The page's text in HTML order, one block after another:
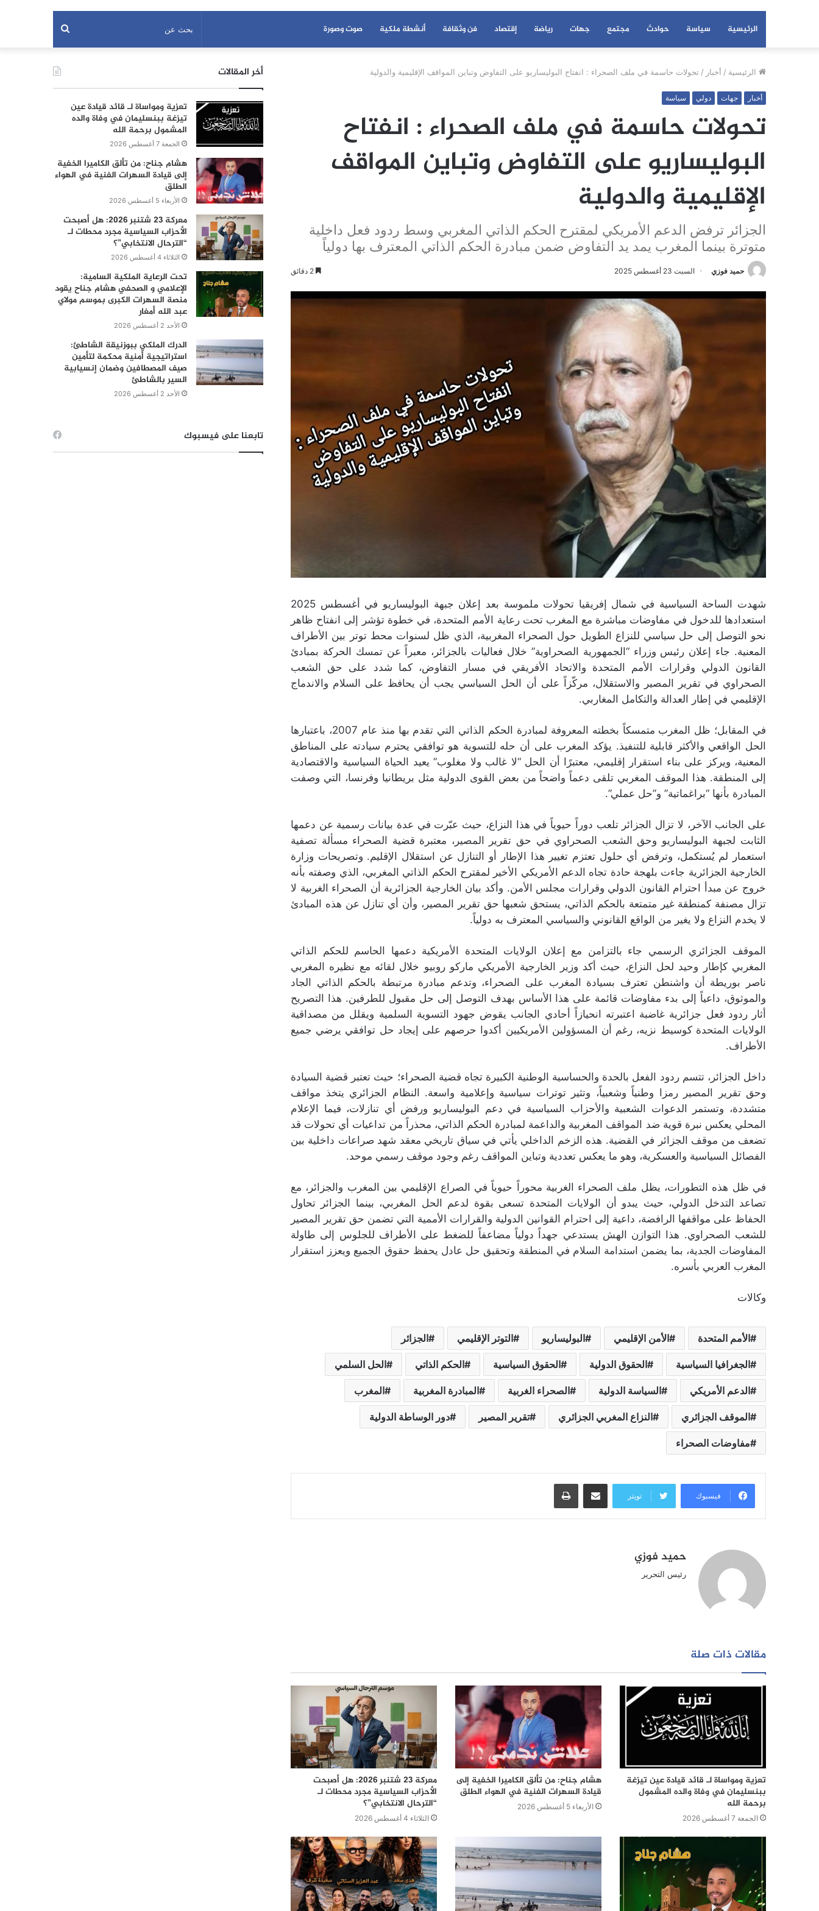
الرئيسية سياسة حوادث مجتمع جهات رياضة إقتصاد فن وثقافة أنشطة ملكية صوت وصورة بحث
عن
الرئيسية / أخبار / تحولات حاسمة في ملف الصحراء : انفتاح البوليساريو على التفاوض وتباين المواقف الإقليمية والدولية
أخبار جهات دولي سياسة
تحولات حاسمة في ملف الصحراء : انفتاح
البوليساريو على التفاوض وتباين المواقف
الإقليمية والدولية
الجزائر ترفض الدعم الأمريكي لمقترح الحكم الذاتي المغربي وسط ردود فعل داخلية
متوترة بينما المغرب يمد يد التفاوض ضمن مبادرة الحكم الذاتي المعترف بها دولياً
حميد فوزي السبت 23 أغسطس 2025
شهدت الساحة السياسية في شمال إفريقيا تحولات ملموسة بعد إعلان جبهة البوليساريو في أغسطس 2025
استعدادها للدخول في مفاوضات مباشرة مع المغرب تحت رعاية الأمم المتحدة، في خطوة تؤشر إلى انفتاح ظاهر
نحو التوصل إلى حل سياسي للنزاع الطويل حول الصحراء المغربية، الذي ظل لسنوات محط توتر بين الأطراف
المعنية. جاء إعلان رئيس وزراء “الجمهورية الصحراوية” خلال فعاليات بالجزائر، معبراً عن تمسك الحركة بمبادئ
القانون الدولي وقرارات الأمم المتحدة والاتحاد الأفريقي في مسار التفاوض، كما شدد على حق الشعب
الصحراوي في تقرير المصير والاستقلال، مركّزاً على أن الحل السياسي يجب أن يحافظ على السلام والاندماج
الإقليمي في إطار العدالة والتكامل المغاربي.
في المقابل؛ ظل المغرب متمسكاً بخطته المعروفة لمبادرة الحكم الذاتي التي تقدم بها منذ عام 2007، باعتبارها
الحل الواقعي والأكثر قابلية للتنفيذ. يؤكد المغرب على أن حله للتسوية هو توافقي يحترم سيادته على المناطق
المعنية، ويركز على بناء استقرار إقليمي، معتبرًا أن الحل “لا غالب ولا مغلوب” يعيد الحياة السياسية والاقتصادية
إلى المنطقة. هذا الموقف المغربي تلقى دعماً واضحاً من بعض القوى الدولية مثل بريطانيا وفرنسا، التي وصفت
المبادرة بأنها “براغماتية” و”حل عملي”.
على الجانب الآخر، لا تزال الجزائر تلعب دوراً حيوياً في هذا النزاع، حيث عبّرت في عدة بيانات رسمية عن دعمها
الثابت لجبهة البوليساريو وحق الشعب الصحراوي في حق تقرير المصير، معتبرة قضية الصحراء مسألة تصفية
استعمار لم يُستكمل، وترفض أي حلول تعتزم تغيير هذا الإطار أو التنازل عن استقلال الإقليم. وتصريحات وزارة
الخارجية الجزائرية جاءت بلهجة حادة تجاه الدعم الأمريكي الأخير لمقترح الحكم الذاتي المغربي، الذي وصفته بأنه
خروج عن مبدأ احترام القانون الدولي وقرارات مجلس الأمن. وأكد بيان الخارجية الجزائرية أن الصحراء الغربية لا
تزال مصنفة كمنطقة غير متمتعة بالحكم الذاتي، يستحق شعبها حق تقرير المصير، وأن أي تنازل عن هذه المبادئ
لا يخدم النزاع ولا يغير من الواقع القانوني والسياسي المعترف به دولياً.
الموقف الجزائري الرسمي جاء بالتزامن مع إعلان الولايات المتحدة الأمريكية دعمها الحاسم للحكم الذاتي
المغربي كإطار وحيد لحل النزاع، حيث أكد وزير الخارجية الأمريكي ماركو روبيو خلال لقائه مع نظيره المغربي
ناصر بوريطة أن واشنطن تعترف بسيادة المغرب على الصحراء، وتدعم مبادرة مرتبطة بالحكم الذاتي الجاد
والموثوق، داعياً إلى بدء مفاوضات قائمة على هذا الأساس بهدف التوصل إلى حل مقبول للطرفين. هذا التصريح
أثار ردود فعل جزائرية غاضبة اعتبرته انحيازاً أحادي الجانب يقوض جهود التسوية السلمية ويقلل من مصداقية
الولايات المتحدة كوسيط نزيه، رغم أن المسؤولين الأمريكيين أكدوا حرصهم على إيجاد حل توافقي يرضي جميع
الأطراف.
داخل الجزائر، تتسم ردود الفعل بالحدة والحساسية الوطنية الكبيرة تجاه قضية الصحراء؛ حيث تعتبر قضية السيادة
وحق تقرير المصير رمزا وطنياً وشعبياً، وتثير توترات سياسية وإعلامية واسعة. النظام الجزائري يتخذ مواقف
متشددة، وتستمر الدعوات الشعبية والأحزاب السياسية في دعم البوليساريو ورفض أي تنازلات، فيما الإعلام
المحلي يعكس نبرة قوية ضد المواقف المغربية والداعمة لمبادرة الحكم الذاتي، محذراً من تداعيات أي تحولات قد
تضعف من موقف الجزائر في القضية. هذه الزخم الداخلي يأتي في سياق تاريخي معقد شهد صراعات داخلية بين
الفصائل السياسية والعسكرية، وهو ما يعكس تعددية وتباين المواقف رغم وجود موقف رسمي موحد.
في ظل هذه التطورات، يظل ملف الصحراء الغربية محوراً حيوياً في الصراع الإقليمي بين المغرب والجزائر، مع
تصاعد التدخل الدولي، حيث يبدو أن الولايات المتحدة تسعى بقوة لدعم الحل المغربي، بينما الجزائر تحاول
الحفاظ على مواقفها الرافضة، داعية إلى احترام القوانين الدولية والقرارات الأممية التي تضمن حق تقرير المصير
للشعب الصحراوي. هذا التوازن الهش يستدعي جهداً دولياً مضاعفاً للضغط على الأطراف للجلوس إلى طاولة
المفاوضات الجدية، بما يضمن استدامة السلام في المنطقة وتحقيق حل عادل يحفظ حقوق الجميع ويعزز استقرار
المغرب العربي بأسره.
وكالات
الأمم المتحدة الأمن الإقليمي البوليساريو التوتر الإقليمي الجزائر
الجغرافيا السياسية الحقوق الدولية الحقوق السياسية الحكم الذاتي الحل السلمي
الدعم الأمريكي السياسة الدولية الصحراء الغربية المبادرة المغربية المغرب
الموقف الجزائري النزاع المغربي الجزائري تقرير المصير دور الوساطة الدولية
مفاوضات الصحراء
فيسبوك تويتر
مشاركة عبر البريد طباعة
حميد فوزي
رئيس التحرير
مقالات ذات صلة
تعزية ومواساة لـ قائد قيادة عين تيزغة
ببنسليمان في وفاة والده المشمول
برحمة الله
الجمعة 7 أغسطس 2026
هشام جناح: من تألق الكاميرا الخفية إلى
قيادة السهرات الفنية في الهواء الطلق
الأربعاء 5 أغسطس 2026
معركة 23 شتنبر 2026: هل أصبحت
الأحزاب السياسية مجرد محطات لـ
“الترحال الانتخابي”؟
الثلاثاء 4 أغسطس 2026
أخر المقالات
تعزية ومواساة لـ قائد قيادة عين
تيزغة ببنسليمان في وفاة والده
المشمول برحمة الله
الجمعة 7 أغسطس 2026
هشام جناح: من تألق الكاميرا الخفية
إلى قيادة السهرات الفنية في الهواء
الطلق
الأربعاء 5 أغسطس 2026
معركة 23 شتنبر 2026: هل أصبحت
الأحزاب السياسية مجرد محطات لـ
“الترحال الانتخابي”؟
الثلاثاء 4 أغسطس 2026
تحت الرعاية الملكية السامية:
الإعلامي و الصحفي هشام جناح يقود
منصة السهرات الكبرى بموسم مولاي
عبد الله أمغار
الأحد 2 أغسطس 2026
الدرك الملكي ببوزنيقة الشاطئ:
استراتيجية أمنية محكمة لتأمين
صيف المصطافين وضمان إنسيابية
السير بالشاطئ
الأحد 2 أغسطس 2026
تابعنا على فيسبوك